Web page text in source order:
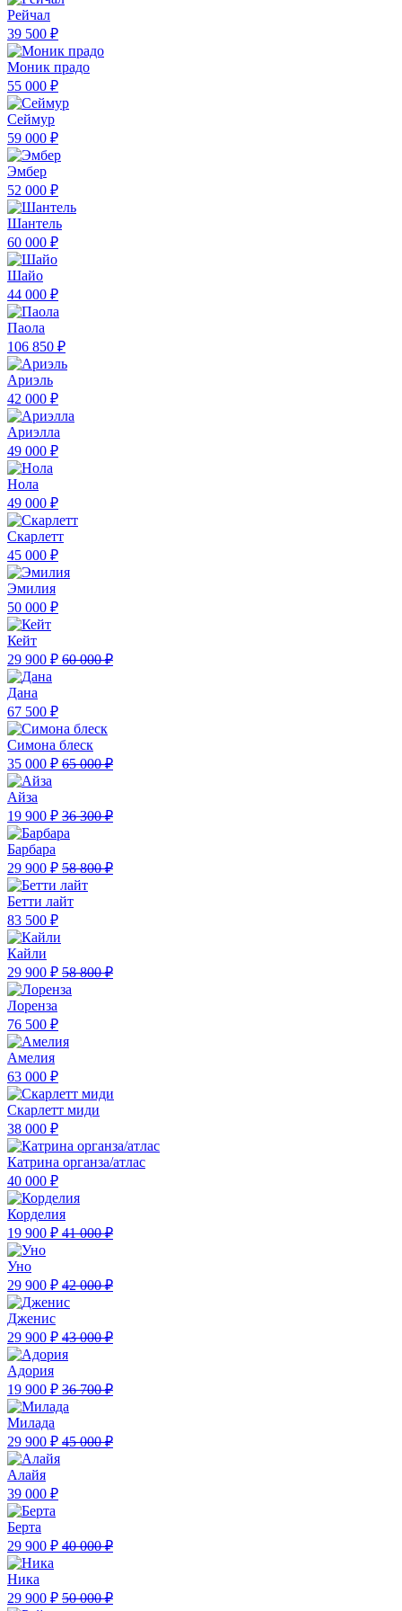
Рейчал
39 500 ₽
Моник прадо
55 000 ₽
Сеймур
59 000 ₽
Эмбер
52 000 ₽
Шантель
60 000 ₽
Шайо
44 000 ₽
Паола
106 850 ₽
Ариэль
42 000 ₽
Ариэлла
49 000 ₽
Нола
49 000 ₽
Скарлетт
45 000 ₽
Эмилия
50 000 ₽
Кейт
29 900 ₽ 60 000 ₽
Дана
67 500 ₽
Симона блеск
35 000 ₽ 65 000 ₽
Айза
19 900 ₽ 36 300 ₽
Барбара
29 900 ₽ 58 800 ₽
Бетти лайт
83 500 ₽
Кайли
29 900 ₽ 58 800 ₽
Лоренза
76 500 ₽
Амелия
63 000 ₽
Скарлетт миди
38 000 ₽
Катрина органза/атлас
40 000 ₽
Корделия
19 900 ₽ 41 000 ₽
Уно
29 900 ₽ 42 000 ₽
Дженис
29 900 ₽ 43 000 ₽
Адория
19 900 ₽ 36 700 ₽
Милада
29 900 ₽ 45 000 ₽
Алайя
39 000 ₽
Берта
29 900 ₽ 40 000 ₽
Ника
29 900 ₽ 50 000 ₽